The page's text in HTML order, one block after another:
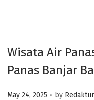
Wisata Air
Panas Banjar
Posted on
May 24, 2025 . by